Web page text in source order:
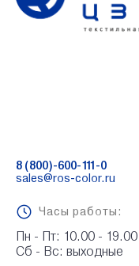
8 (800)-600-111-0
sales@ros-color.ru
Часы работы:
Пн - Пт: 10.00 - 19.00
Сб - Вс: выходные